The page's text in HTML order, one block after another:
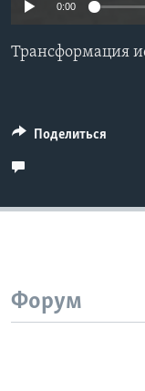
0:00
Трансформация
Поделиться
Форум